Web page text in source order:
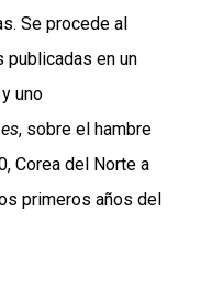
Se procede al
en un
y uno
, sobre el hambre
Corea del Norte a
primeros años del